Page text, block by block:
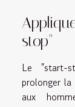
stop"
Le "start-
prolonger
aux